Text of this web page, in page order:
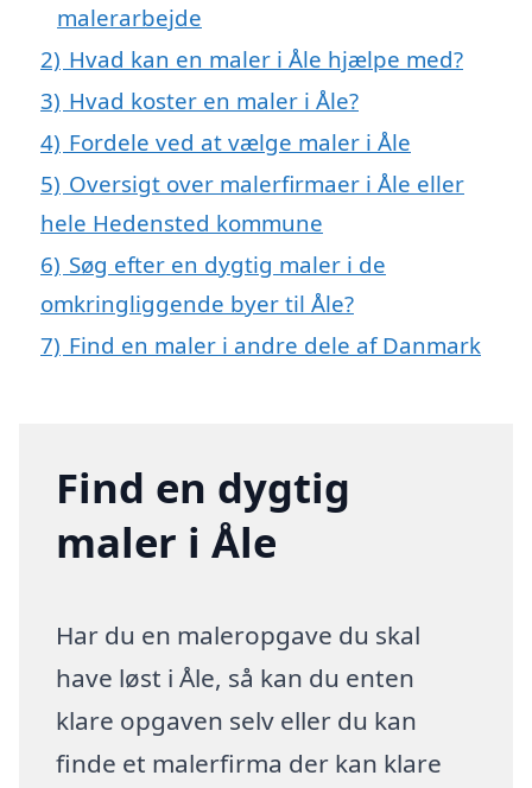
malerarbejde
2) Hvad kan en maler i Åle hjælpe med?
3) Hvad koster en maler i Åle?
4) Fordele ved at vælge maler i Åle
5) Oversigt over malerfirmaer i Åle eller
hele Hedensted kommune
6) Søg efter en dygtig maler i de
omkringliggende byer til Åle?
7) Find en maler i andre dele af Danmark
Find en dygtig
maler i Åle
Har du en maleropgave du skal
have løst i Åle, så kan du enten
klare opgaven selv eller du kan
finde et malerfirma der kan klare